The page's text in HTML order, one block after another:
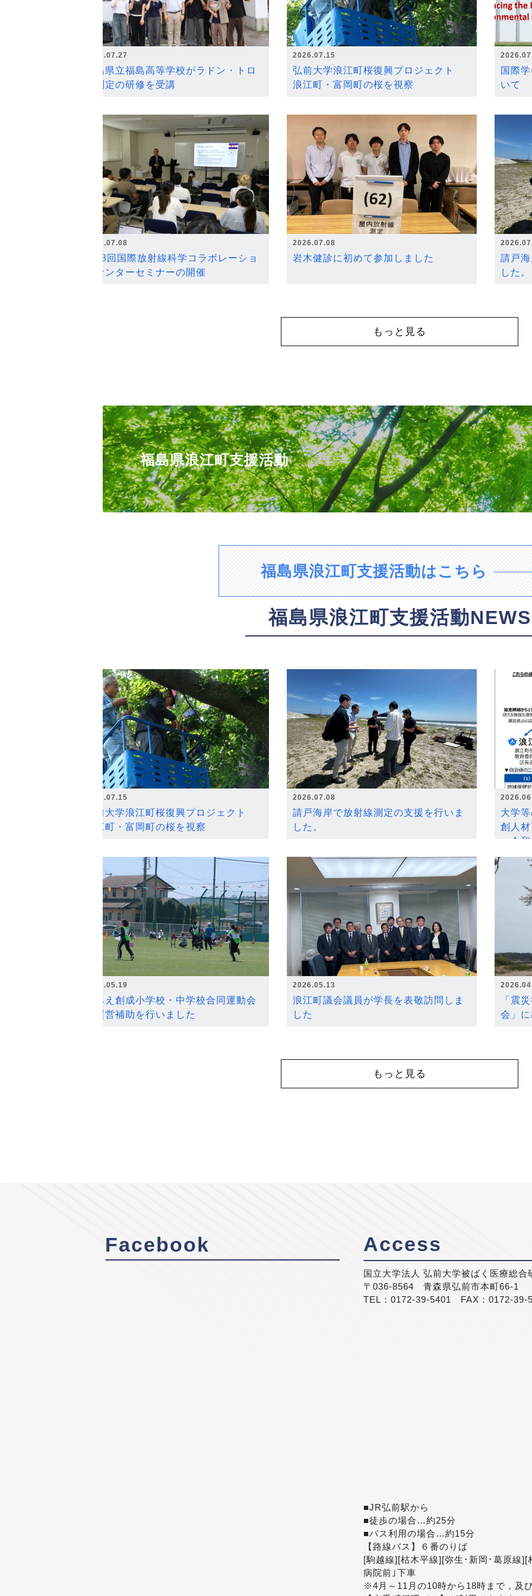
2026.07.27
福島県立福島高等学校がラドン・トロ
ン測定の研修を受講
2026.07.15
弘前大学浪江町桜復興プロジェクト
浪江町・富岡町の桜を視察
国際
いて
2026.07.08
第18回国際放射線科学コラボレーショ
ンセンターセミナーの開催
2026.07.08
岩木健診に初めて参加しました
請戸
した。
もっと見る
福島県浪江町支援活動
福島県浪江町支援活動はこちら
福島県浪江町支援活動NEWS
2026.07.15
弘前大学浪江町桜復興プロジェクト
浪江町・富岡町の桜を視察
2026.07.08
請戸海岸で放射線測定の支援を行いま
した。
大学
創人
～令
2026.05.19
なみえ創成小学校・中学校合同運動会
の運営補助を行いました
2026.05.13
浪江町議会議員が学長を表敬訪問しま
した
「震
会」
もっと見る
Facebook Access
国立大学法人 弘前大学被ばく医療総合
〒036-8564 青森県弘前市本町66-1
TEL：0172-39-5401 FAX：0172-39-
■JR弘前駅から
■徒歩の場合…約25分
■バス利用の場合…約15分
【路線バス】６番のりば
[駒越線][枯木平線][弥生･新岡･葛原線
病院前｣下車
※4月～11月の10時から18時まで，及